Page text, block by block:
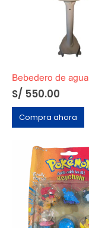
Bebedero de agua
S/ 550.00
Compra ahora